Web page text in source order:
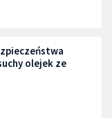
olejek ze